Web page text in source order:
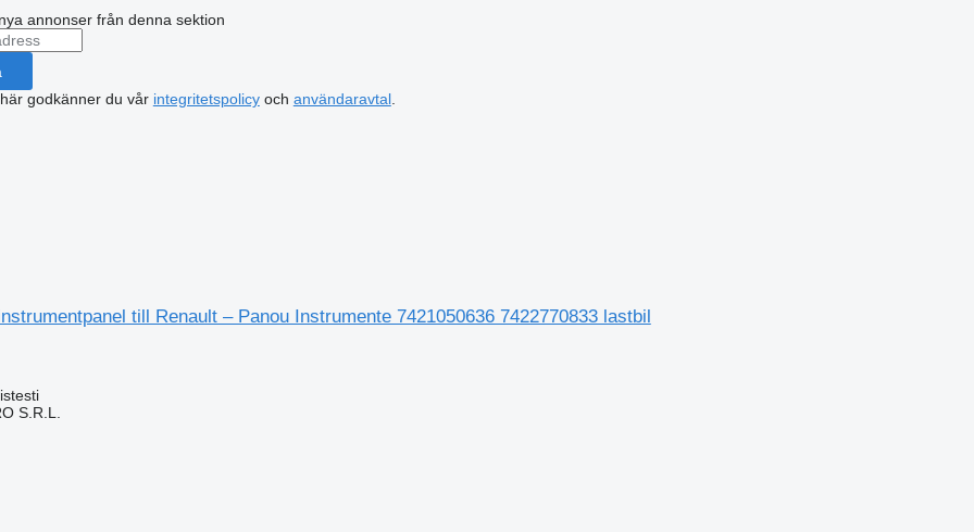
annonser från denna sektion
godkänner du vår integritetspolicyoch användaravtal.
till Renault – Panou Instrumente 7421050636 7422770833 lastbil
S.R.L.